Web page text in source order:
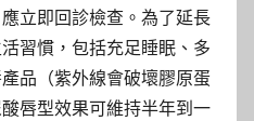
立即回診檢查。為了延長
習慣，包括充足睡眠、多
品（紫外線會破壞膠原蛋
唇型效果可維持半年到一